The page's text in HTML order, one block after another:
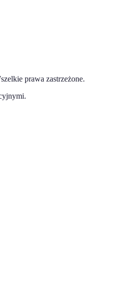
prawa zastrzeżone.